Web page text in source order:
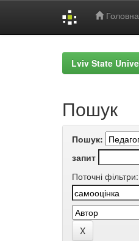
Головна
Lviv State
Пошук
Пошук:
запит
Поточні фільтри: